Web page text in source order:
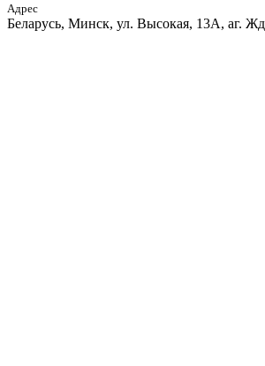
Адрес
Беларусь, Минск, ул. Высокая, 13А, аг.